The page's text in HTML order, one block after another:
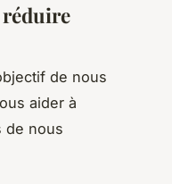
de nous
aider à
de nous